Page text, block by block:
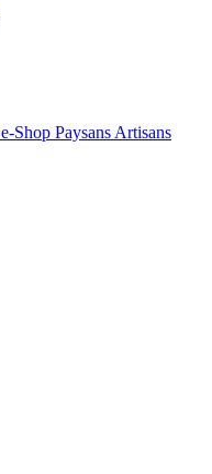
e-Shop Paysans Artisans